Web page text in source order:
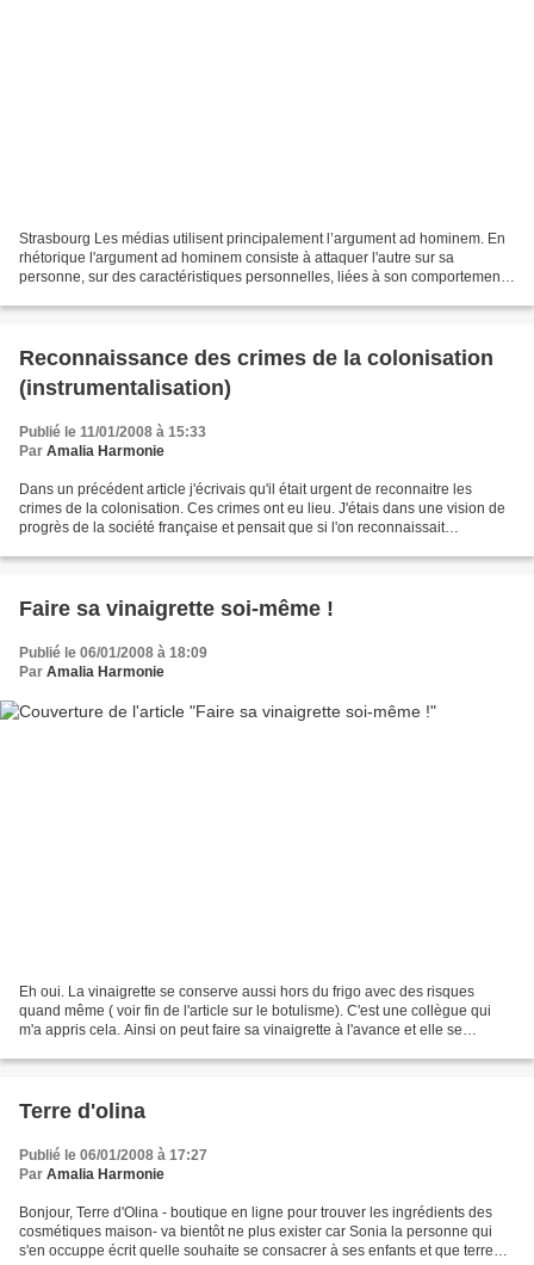
Strasbourg Les médias utilisent principalement l’argument ad hominem. En
rhétorique l'argument ad hominem consiste à attaquer l'autre sur sa
personne, sur des caractéristiques personnelles, liées à son comportement,
Reconnaissance des crimes de la colonisation
(instrumentalisation)
Publié le 11/01/2008 à 15:33
Par Amalia Harmonie
Dans un précédent article j'écrivais qu'il était urgent de reconnaitre les
crimes de la colonisation. Ces crimes ont eu lieu. J'étais dans une vision de
progrès de la société française et pensait que si l'on reconnaissait
Faire sa vinaigrette soi-même !
Publié le 06/01/2008 à 18:09
Par Amalia Harmonie
Eh oui. La vinaigrette se conserve aussi hors du frigo avec des risques
quand même ( voir fin de l'article sur le botulisme). C'est une collègue qui
m'a appris cela. Ainsi on peut faire sa vinaigrette à l'avance et elle se
Terre d'olina
Publié le 06/01/2008 à 17:27
Par Amalia Harmonie
Bonjour, Terre d'Olina - boutique en ligne pour trouver les ingrédients des
cosmétiques maison- va bientôt ne plus exister car Sonia la personne qui
s'en occuppe écrit quelle souhaite se consacrer à ses enfants et que terre